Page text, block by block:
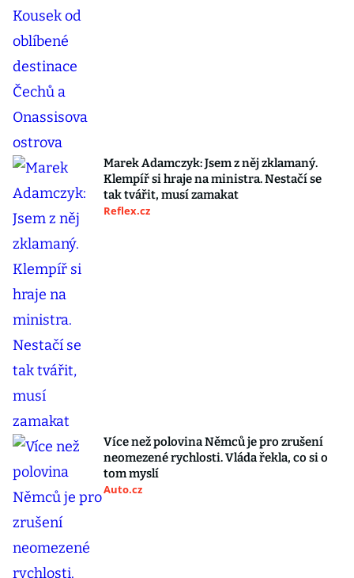
Marek Adamczyk: Jsem z něj zklamaný.
Klempíř si hraje na ministra. Nestačí se
tak tvářit, musí zamakat
Reflex.cz
Více než polovina Němců je pro zrušení
neomezené rychlosti. Vláda řekla, co si o
tom myslí
Auto.cz